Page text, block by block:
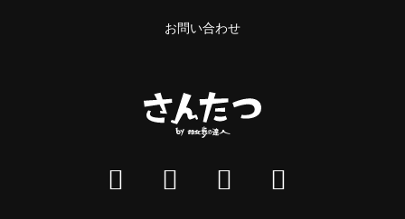
お問い合わせ